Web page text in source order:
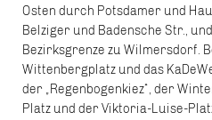
Osten durch Potsdamer und
Belziger und Badensche Str.,
Bezirksgrenze zu Wilmersdorf.
Wittenbergplatz und das
der „Regenbogenkiez“, der
Platz und der Viktoria-Luise-